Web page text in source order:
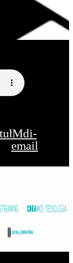
Mdi-
email